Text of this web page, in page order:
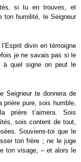
si tu en trouves, et
ton humilité, le Seigneur
divin en témoigne
je ne savais pas si le
à quel signe on peut le
Seigneur te donnera de
prière pure, sois humble,
prière t’aimera. Sois
sois content de tout,
Souviens-toi que le
ton frère ; ne le juge
ton visage, – et alors le